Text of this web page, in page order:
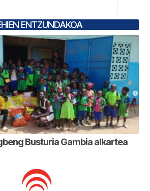
ENTZUNDAKOA
Busturia Gambia alkartea